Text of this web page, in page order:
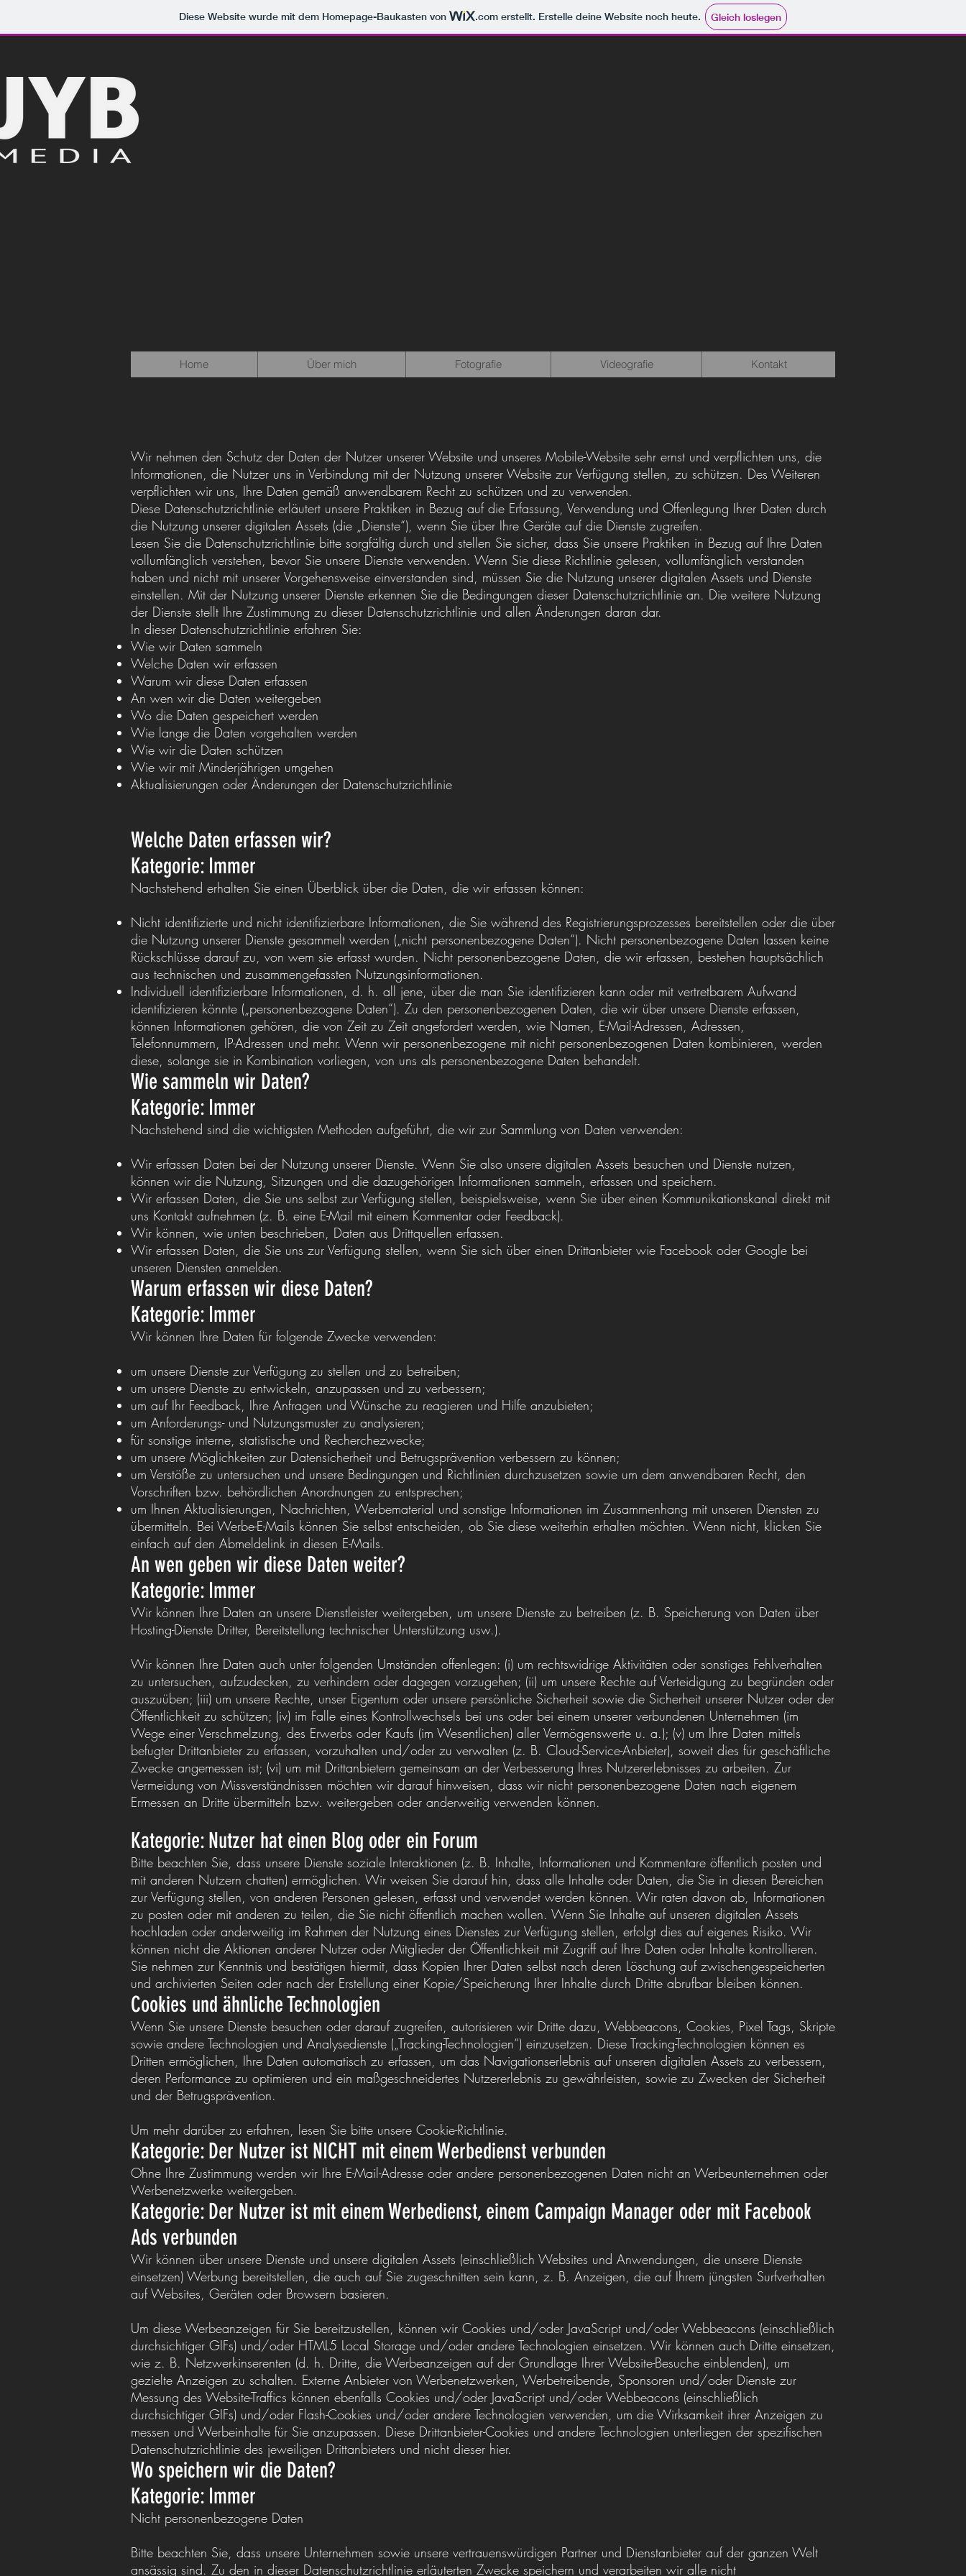
Diese Website wurde mit dem Homepage-Baukasten von .com erstellt. Erstelle deine Website noch heute. Gleich loslegen
Home Über mich Fotografie Videografie Kontakt
Wir nehmen den Schutz der Daten der Nutzer unserer Website und unseres Mobile-Website sehr ernst und verpflichten uns, die
Informationen, die Nutzer uns in Verbindung mit der Nutzung unserer Website zur Verfügung stellen, zu schützen. Des Weiteren
verpflichten wir uns, Ihre Daten gemäß anwendbarem Recht zu schützen und zu verwenden.
Diese Datenschutzrichtlinie erläutert unsere Praktiken in Bezug auf die Erfassung, Verwendung und Offenlegung Ihrer Daten durch
die Nutzung unserer digitalen Assets (die „Dienste“), wenn Sie über Ihre Geräte auf die Dienste zugreifen.
Lesen Sie die Datenschutzrichtlinie bitte sorgfältig durch und stellen Sie sicher, dass Sie unsere Praktiken in Bezug auf Ihre Daten
vollumfänglich verstehen, bevor Sie unsere Dienste verwenden. Wenn Sie diese Richtlinie gelesen, vollumfänglich verstanden
haben und nicht mit unserer Vorgehensweise einverstanden sind, müssen Sie die Nutzung unserer digitalen Assets und Dienste
einstellen. Mit der Nutzung unserer Dienste erkennen Sie die Bedingungen dieser Datenschutzrichtlinie an. Die weitere Nutzung
der Dienste stellt Ihre Zustimmung zu dieser Datenschutzrichtlinie und allen Änderungen daran dar.
In dieser Datenschutzrichtlinie erfahren Sie:
Wie wir Daten sammeln
Welche Daten wir erfassen
Warum wir diese Daten erfassen
An wen wir die Daten weitergeben
Wo die Daten gespeichert werden
Wie lange die Daten vorgehalten werden
Wie wir die Daten schützen
Wie wir mit Minderjährigen umgehen
Aktualisierungen oder Änderungen der Datenschutzrichtlinie
Welche Daten erfassen wir?
Kategorie: Immer
Nachstehend erhalten Sie einen Überblick über die Daten, die wir erfassen können:
Nicht identifizierte und nicht identifizierbare Informationen, die Sie während des Registrierungsprozesses bereitstellen oder die über
die Nutzung unserer Dienste gesammelt werden („nicht personenbezogene Daten“). Nicht personenbezogene Daten lassen keine
Rückschlüsse darauf zu, von wem sie erfasst wurden. Nicht personenbezogene Daten, die wir erfassen, bestehen hauptsächlich
aus technischen und zusammengefassten Nutzungsinformationen.
Individuell identifizierbare Informationen, d. h. all jene, über die man Sie identifizieren kann oder mit vertretbarem Aufwand
identifizieren könnte („personenbezogene Daten“). Zu den personenbezogenen Daten, die wir über unsere Dienste erfassen,
können Informationen gehören, die von Zeit zu Zeit angefordert werden, wie Namen, E-Mail-Adressen, Adressen,
Telefonnummern, IP-Adressen und mehr. Wenn wir personenbezogene mit nicht personenbezogenen Daten kombinieren, werden
diese, solange sie in Kombination vorliegen, von uns als personenbezogene Daten behandelt.
Wie sammeln wir Daten?
Kategorie: Immer
Nachstehend sind die wichtigsten Methoden aufgeführt, die wir zur Sammlung von Daten verwenden:
Wir erfassen Daten bei der Nutzung unserer Dienste. Wenn Sie also unsere digitalen Assets besuchen und Dienste nutzen,
können wir die Nutzung, Sitzungen und die dazugehörigen Informationen sammeln, erfassen und speichern.
Wir erfassen Daten, die Sie uns selbst zur Verfügung stellen, beispielsweise, wenn Sie über einen Kommunikationskanal direkt mit
uns Kontakt aufnehmen (z. B. eine E-Mail mit einem Kommentar oder Feedback).
Wir können, wie unten beschrieben, Daten aus Drittquellen erfassen.
Wir erfassen Daten, die Sie uns zur Verfügung stellen, wenn Sie sich über einen Drittanbieter wie Facebook oder Google bei
unseren Diensten anmelden.
Warum erfassen wir diese Daten?
Kategorie: Immer
Wir können Ihre Daten für folgende Zwecke verwenden:
um unsere Dienste zur Verfügung zu stellen und zu betreiben;
um unsere Dienste zu entwickeln, anzupassen und zu verbessern;
um auf Ihr Feedback, Ihre Anfragen und Wünsche zu reagieren und Hilfe anzubieten;
um Anforderungs- und Nutzungsmuster zu analysieren;
für sonstige interne, statistische und Recherchezwecke;
um unsere Möglichkeiten zur Datensicherheit und Betrugsprävention verbessern zu können;
um Verstöße zu untersuchen und unsere Bedingungen und Richtlinien durchzusetzen sowie um dem anwendbaren Recht, den
Vorschriften bzw. behördlichen Anordnungen zu entsprechen;
um Ihnen Aktualisierungen, Nachrichten, Werbematerial und sonstige Informationen im Zusammenhang mit unseren Diensten zu
übermitteln. Bei Werbe-E-Mails können Sie selbst entscheiden, ob Sie diese weiterhin erhalten möchten. Wenn nicht, klicken Sie
einfach auf den Abmeldelink in diesen E-Mails.
An wen geben wir diese Daten weiter?
Kategorie: Immer
Wir können Ihre Daten an unsere Dienstleister weitergeben, um unsere Dienste zu betreiben (z. B. Speicherung von Daten über
Hosting-Dienste Dritter, Bereitstellung technischer Unterstützung usw.).
Wir können Ihre Daten auch unter folgenden Umständen offenlegen: (i) um rechtswidrige Aktivitäten oder sonstiges Fehlverhalten
zu untersuchen, aufzudecken, zu verhindern oder dagegen vorzugehen; (ii) um unsere Rechte auf Verteidigung zu begründen oder
auszuüben; (iii) um unsere Rechte, unser Eigentum oder unsere persönliche Sicherheit sowie die Sicherheit unserer Nutzer oder der
Öffentlichkeit zu schützen; (iv) im Falle eines Kontrollwechsels bei uns oder bei einem unserer verbundenen Unternehmen (im
Wege einer Verschmelzung, des Erwerbs oder Kaufs (im Wesentlichen) aller Vermögenswerte u. a.); (v) um Ihre Daten mittels
befugter Drittanbieter zu erfassen, vorzuhalten und/oder zu verwalten (z. B. Cloud-Service-Anbieter), soweit dies für geschäftliche
Zwecke angemessen ist; (vi) um mit Drittanbietern gemeinsam an der Verbesserung Ihres Nutzererlebnisses zu arbeiten. Zur
Vermeidung von Missverständnissen möchten wir darauf hinweisen, dass wir nicht personenbezogene Daten nach eigenem
Ermessen an Dritte übermitteln bzw. weitergeben oder anderweitig verwenden können.
Kategorie: Nutzer hat einen Blog oder ein Forum
Bitte beachten Sie, dass unsere Dienste soziale Interaktionen (z. B. Inhalte, Informationen und Kommentare öffentlich posten und
mit anderen Nutzern chatten) ermöglichen. Wir weisen Sie darauf hin, dass alle Inhalte oder Daten, die Sie in diesen Bereichen
zur Verfügung stellen, von anderen Personen gelesen, erfasst und verwendet werden können. Wir raten davon ab, Informationen
zu posten oder mit anderen zu teilen, die Sie nicht öffentlich machen wollen. Wenn Sie Inhalte auf unseren digitalen Assets
hochladen oder anderweitig im Rahmen der Nutzung eines Dienstes zur Verfügung stellen, erfolgt dies auf eigenes Risiko. Wir
können nicht die Aktionen anderer Nutzer oder Mitglieder der Öffentlichkeit mit Zugriff auf Ihre Daten oder Inhalte kontrollieren.
Sie nehmen zur Kenntnis und bestätigen hiermit, dass Kopien Ihrer Daten selbst nach deren Löschung auf zwischengespeicherten
und archivierten Seiten oder nach der Erstellung einer Kopie/Speicherung Ihrer Inhalte durch Dritte abrufbar bleiben können.
Cookies und ähnliche Technologien
Wenn Sie unsere Dienste besuchen oder darauf zugreifen, autorisieren wir Dritte dazu, Webbeacons, Cookies, Pixel Tags, Skripte
sowie andere Technologien und Analysedienste („Tracking-Technologien“) einzusetzen. Diese Tracking-Technologien können es
Dritten ermöglichen, Ihre Daten automatisch zu erfassen, um das Navigationserlebnis auf unseren digitalen Assets zu verbessern,
deren Performance zu optimieren und ein maßgeschneidertes Nutzererlebnis zu gewährleisten, sowie zu Zwecken der Sicherheit
und der Betrugsprävention.
Um mehr darüber zu erfahren, lesen Sie bitte unsere Cookie-Richtlinie.
Kategorie: Der Nutzer ist NICHT mit einem Werbedienst verbunden
Ohne Ihre Zustimmung werden wir Ihre E-Mail-Adresse oder andere personenbezogenen Daten nicht an Werbeunternehmen oder
Werbenetzwerke weitergeben.
Kategorie: Der Nutzer ist mit einem Werbedienst, einem Campaign Manager oder mit Facebook
Ads verbunden
Wir können über unsere Dienste und unsere digitalen Assets (einschließlich Websites und Anwendungen, die unsere Dienste
einsetzen) Werbung bereitstellen, die auch auf Sie zugeschnitten sein kann, z. B. Anzeigen, die auf Ihrem jüngsten Surfverhalten
auf Websites, Geräten oder Browsern basieren.
Um diese Werbeanzeigen für Sie bereitzustellen, können wir Cookies und/oder JavaScript und/oder Webbeacons (einschließlich
durchsichtiger GIFs) und/oder HTML5 Local Storage und/oder andere Technologien einsetzen. Wir können auch Dritte einsetzen,
wie z. B. Netzwerkinserenten (d. h. Dritte, die Werbeanzeigen auf der Grundlage Ihrer Website-Besuche einblenden), um
gezielte Anzeigen zu schalten. Externe Anbieter von Werbenetzwerken, Werbetreibende, Sponsoren und/oder Dienste zur
Messung des Website-Traffics können ebenfalls Cookies und/oder JavaScript und/oder Webbeacons (einschließlich
durchsichtiger GIFs) und/oder Flash-Cookies und/oder andere Technologien verwenden, um die Wirksamkeit ihrer Anzeigen zu
messen und Werbeinhalte für Sie anzupassen. Diese Drittanbieter-Cookies und andere Technologien unterliegen der spezifischen
Datenschutzrichtlinie des jeweiligen Drittanbieters und nicht dieser hier.
Wo speichern wir die Daten?
Kategorie: Immer
Nicht personenbezogene Daten
Bitte beachten Sie, dass unsere Unternehmen sowie unsere vertrauenswürdigen Partner und Dienstanbieter auf der ganzen Welt
ansässig sind. Zu den in dieser Datenschutzrichtlinie erläuterten Zwecke speichern und verarbeiten wir alle nicht